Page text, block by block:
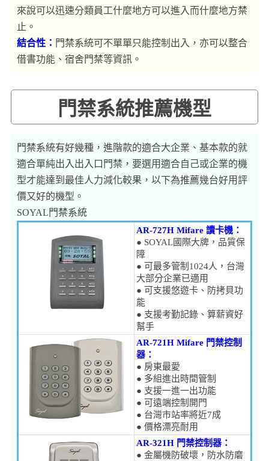
來說可以迅速分類員工什麼地方可以進入而什麼地方禁
止。
結合性： 門禁系統可不單單只能控制出入，亦可以整合
借書功能、宿舍門禁等資訊。
門禁系統推薦機型
門禁系統有好幾種，進階款的適合大企業、基本款的就
適合單純出入出入口門禁，要選用適合自己或企業的機
型才能達到最佳人力減化較果，以下為推薦幾台好用評
價又好的機型。
SOYAL門禁系統
AR-727H Mifare 讀卡機：
● SOYAL國際大牌，品質保
障
● 可最多管制1024人，台灣
大部分企業已適用
● 可支援悠遊卡、防拷貝功
能
● 支援考勤記錄、算薪資好
幫手
AR-721H Mifare 門禁控制
器：
● 房東最愛
● 多組進出時間管制
● 支援一進一出功能
● 可遠端控制開門
● 台灣市站率將近7成
● 價格漂亮耐用
AR-321H 門禁控制器：
● 金屬機防破壞，防水防磨